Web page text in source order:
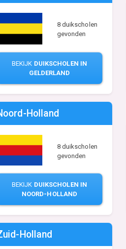
8 duikscholen
gevonden
BEKIJK DUIKSCHOLEN IN
GELDERLAND
Holland
8 duikscholen
gevonden
BEKIJK DUIKSCHOLEN IN
NOORD-HOLLAND
Holland